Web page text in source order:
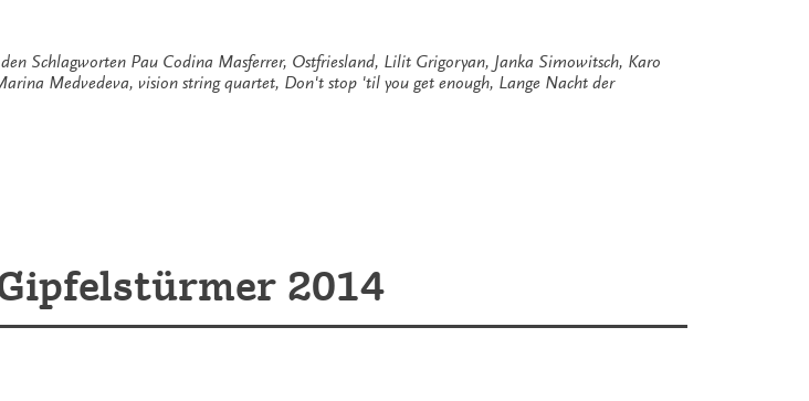
Schlagworten Pau Codina Masferrer, Ostfriesland, Lilit Grigoryan, Janka Simowitsch, Karo
Medvedeva, vision string quartet, Don't stop 'til you get enough, Lange Nacht der
2014